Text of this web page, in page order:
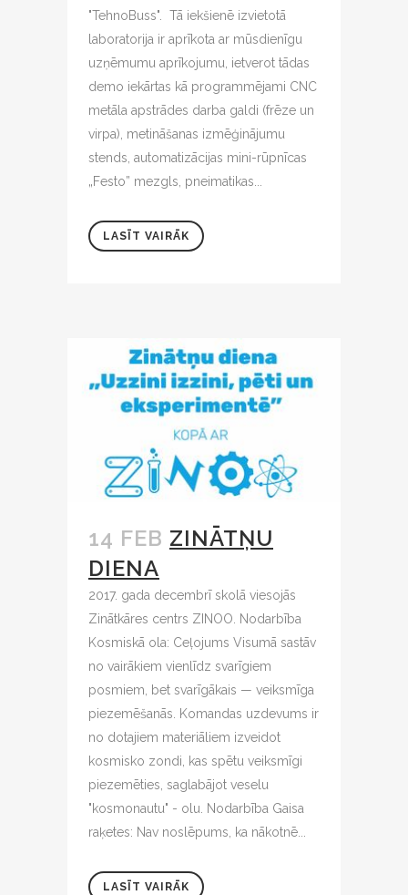
"TehnoBuss". Tā iekšienē izvietotā
laboratorija ir aprīkota ar mūsdienīgu
uzņēmumu aprīkojumu, ietverot tādas
demo iekārtas kā programmējami CNC
metāla apstrādes darba galdi (frēze un
virpa), metināšanas izmēģinājumu
stends, automatizācijas mini-rūpnīcas
„Festo” mezgls, pneimatikas...
LASĪT VAIRĀK
14 FEB ZINĀTŅU
DIENA
2017. gada decembrī skolā viesojās
Zinātkāres centrs ZINOO. Nodarbība
Kosmiskā ola: Ceļojums Visumā sastāv
no vairākiem vienlīdz svarīgiem
posmiem, bet svarīgākais — veiksmīga
piezemēšanās. Komandas uzdevums ir
no dotajiem materiāliem izveidot
kosmisko zondi, kas spētu veiksmīgi
piezemēties, saglabājot veselu
"kosmonautu" - olu. Nodarbība Gaisa
raķetes: Nav noslēpums, ka nākotnē...
LASĪT VAIRĀK